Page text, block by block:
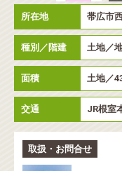
所在地 帯広市
種別／階建 土地／
面積 土地／
交通 JR根室
取扱・お問合せ